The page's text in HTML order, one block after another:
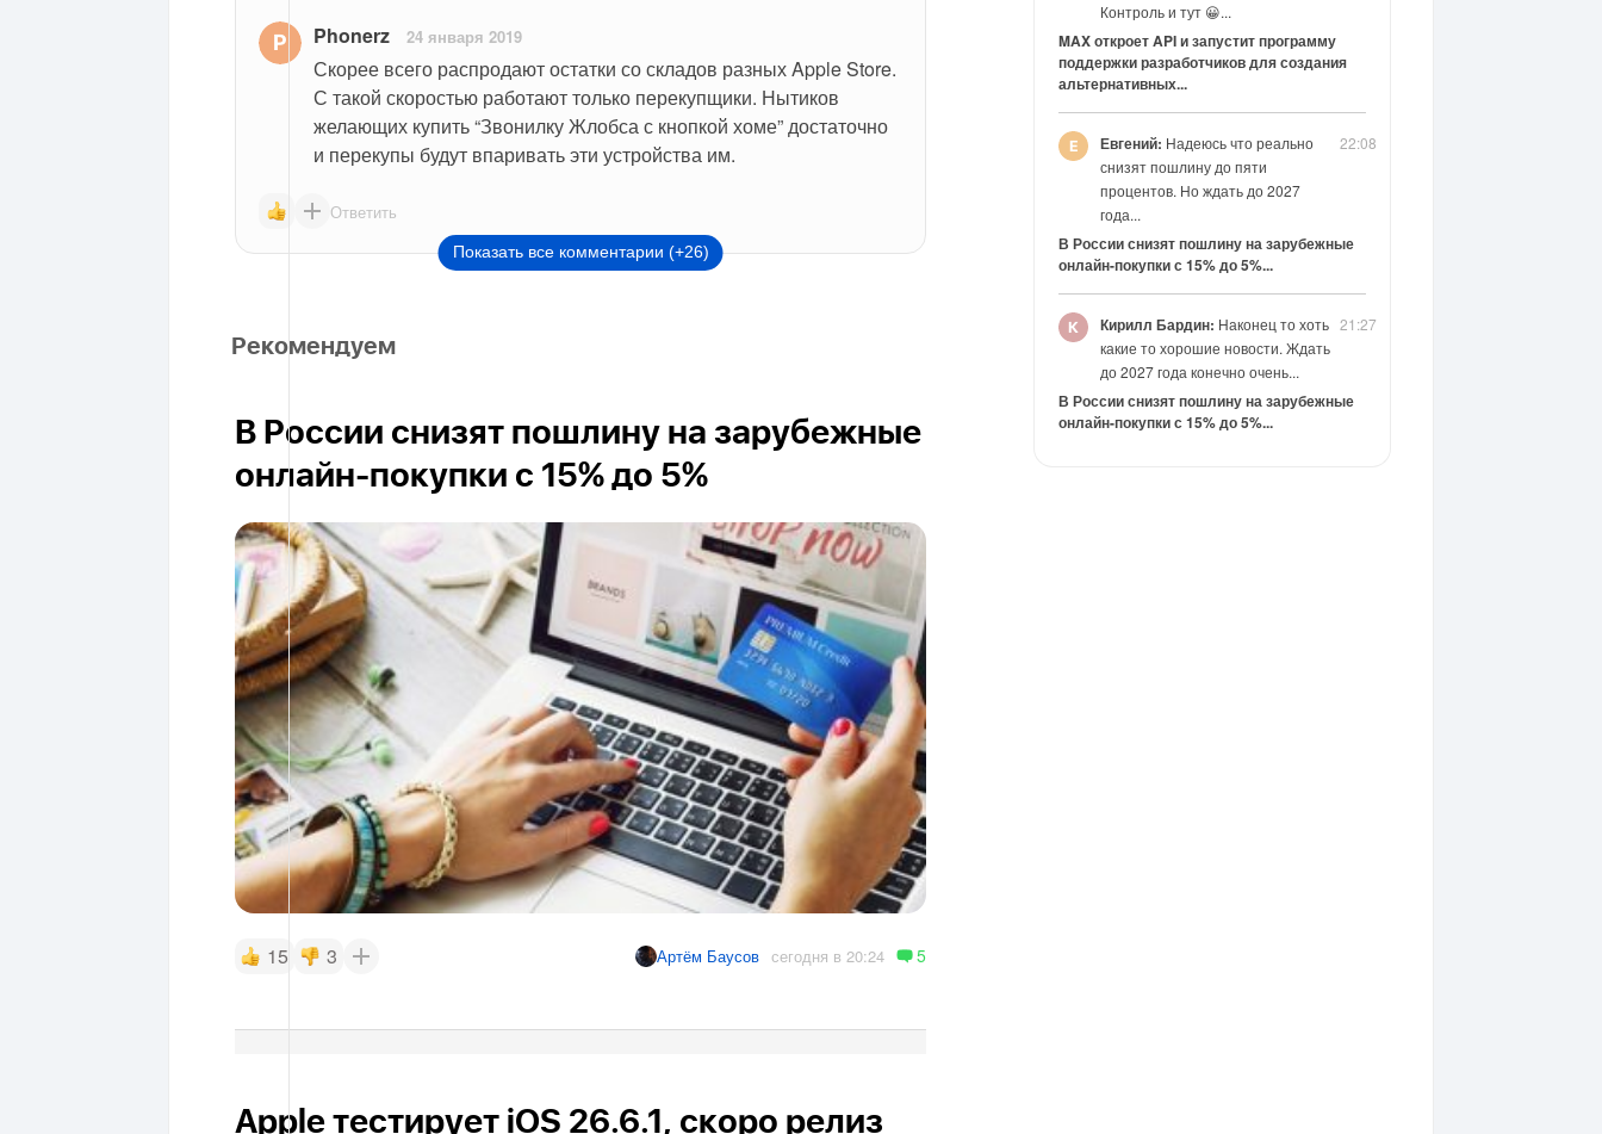
Phonerz 24 января 2019
Скорее всего распродают остатки со складов разных Apple Store.
С такой скоростью работают только перекупщики. Нытиков
желающих купить “Звонилку Жлобса с кнопкой хоме” достаточно
и перекупы будут впаривать эти устройства им.
Ответить
Показать все комментарии (+26)
Рекомендуем
В России снизят пошлину на зарубежные
онлайн-покупки с 15% до 5%
15 3 Артём Баусов сегодня в 20:24 5
Apple тестирует iOS 26.6.1, скоро релиз
Контроль и тут 😀...
MAX откроет API и запустит программу
поддержки разработчиков для создания
альтернативных...
22:08
Евгений: Надеюсь что реально
снизят пошлину до пяти
процентов. Но ждать до 2027
года...
В России снизят пошлину на зарубежные
онлайн-покупки с 15% до 5%...
21:27
Кирилл Бардин: Наконец то хоть
какие то хорошие новости. Ждать
до 2027 года конечно очень...
В России снизят пошлину на зарубежные
онлайн-покупки с 15% до 5%...